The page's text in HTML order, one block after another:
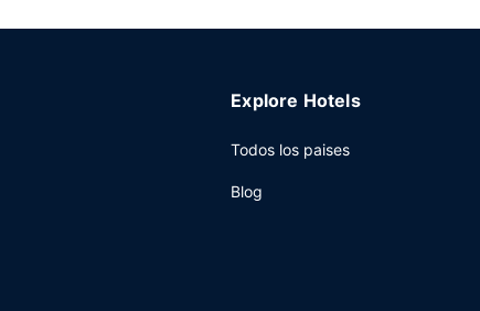
Explore Hotels
Todos los paises
Blog